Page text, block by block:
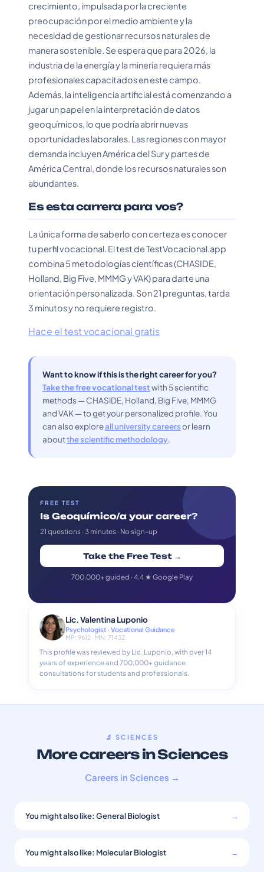
crecimiento, impulsada por la creciente
preocupación por el medio ambiente y la
necesidad de gestionar recursos naturales de
manera sostenible. Se espera que para 2026, la
industria de la energía y la minería requiera más
profesionales capacitados en este campo.
Además, la inteligencia artificial está comenzando a
jugar un papel en la interpretación de datos
geoquímicos, lo que podría abrir nuevas
oportunidades laborales. Las regiones con mayor
demanda incluyen América del Sur y partes de
América Central, donde los recursos naturales son
abundantes.
Es esta carrera para vos?
La única forma de saberlo con certeza es conocer
tu perfil vocacional. El test de TestVocacional.app
combina 5 metodologías científicas (CHASIDE,
Holland, Big Five, MMMG y VAK) para darte una
orientación personalizada. Son 21 preguntas, tarda
3 minutos y no requiere registro.
Hace el test vocacional gratis
Want to know if this is the right career for you?
Take the free vocational testwith 5 scientific
methods — CHASIDE, Holland, Big Five, MMMG
and VAK — to get your personalized profile. You
can also exploreall university careersor learn
aboutthe scientific methodology.
FREE TEST
Is Geoquímico/a your career?
21 questions · 3 minutes · No sign-up
Take the Free Test →
700,000+ guided · 4.4 ★ Google Play
Lic. Valentina Luponio
Psychologist · Vocational Guidance
MP: 9612 · MN: 71432
This profile was reviewed by Lic. Luponio, with over 14
years of experience and 700,000+ guidance
consultations for students and professionals.
🔬 SCIENCES
More careers in Sciences
Careers in Sciences →
You might also like: General Biologist →
You might also like: Molecular Biologist →